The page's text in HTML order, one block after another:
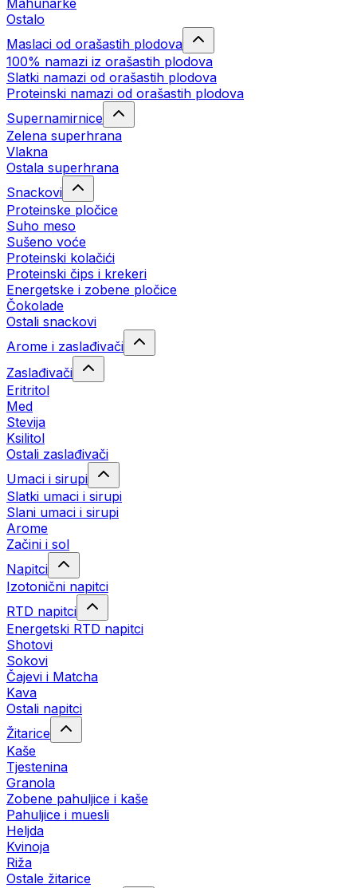
Mahunarke
Ostalo
Maslaci od orašastih plodova
100% namazi iz orašastih plodova
Slatki namazi od orašastih plodova
Proteinski namazi od orašastih plodova
Supernamirnice
Zelena superhrana
Vlakna
Ostala superhrana
Snackovi
Proteinske pločice
Suho meso
Sušeno voće
Proteinski kolačići
Proteinski čips i krekeri
Energetske i zobene pločice
Čokolade
Ostali snackovi
Arome i zaslađivači
Zaslađivači
Eritritol
Med
Stevija
Ksilitol
Ostali zaslađivači
Umaci i sirupi
Slatki umaci i sirupi
Slani umaci i sirupi
Arome
Začini i sol
Napitci
Izotonični napitci
RTD napitci
Energetski RTD napitci
Shotovi
Sokovi
Čajevi i Matcha
Kava
Ostali napitci
Žitarice
Kaše
Tjestenina
Granola
Zobene pahuljice i kaše
Pahuljice i muesli
Heljda
Kvinoja
Riža
Ostale žitarice